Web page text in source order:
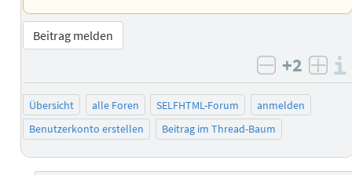
Beitrag melden
negativ
+2
Übersicht alle Foren SELFHTML-Forum
anmelden
Benutzerkonto erstellen
Beitrag im Thread-Baum